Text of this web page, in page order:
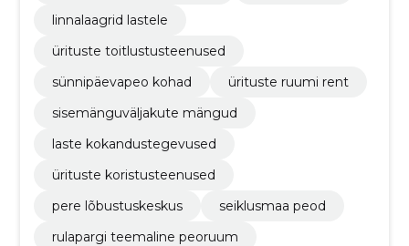
linnalaagrid lastele
ürituste toitlustusteenused
sünnipäevapeo kohad
ürituste ruumi rent
sisemänguväljakute mängud
laste kokandustegevused
ürituste koristusteenused
pere lõbustuskeskus
seiklusmaa peod
rulapargi teemaline peoruum